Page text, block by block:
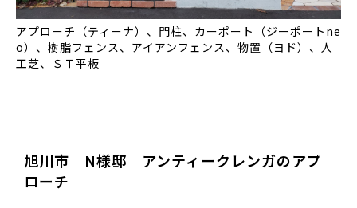
アプローチ（ティーナ）、門柱、カーポート（ジーポートne
o）、樹脂フェンス、アイアンフェンス、物置（ヨド）、人
工芝、ＳＴ平板
旭川市 N様邸 アンティークレンガのアプ
ローチ